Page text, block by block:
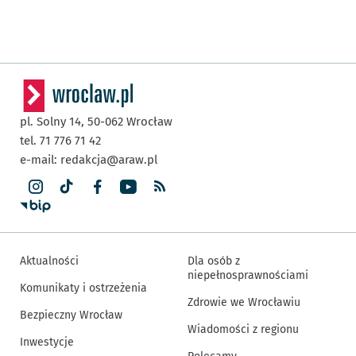
pl. Solny 14, 50-062 Wrocław
tel. 71 776 71 42
e-mail: redakcja@araw.pl
Aktualności
Komunikaty i ostrzeżenia
Bezpieczny Wrocław
Inwestycje
Dla osób z
niepełnosprawnościami
Zdrowie we Wrocławiu
Wiadomości z regionu